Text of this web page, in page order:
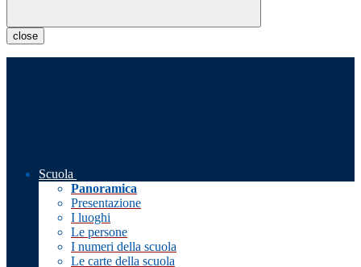
close
Scuola
Panoramica
Presentazione
I luoghi
Le persone
I numeri della scuola
Le carte della scuola